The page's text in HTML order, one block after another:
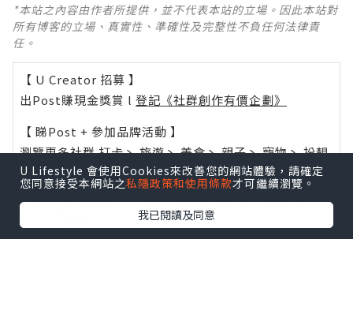
*本站之內容由作者所提供，並不代表本站的立場。因此本站對
所有博客的立場、真實性、準確性及完整性不負任何法律責
任。
【 U Creator 招募 】
出Post賺現金獎賞 l 登記《社群創作有價企劃》
【 睇Post + 參加品牌活動 】
瀏覽更多社群打卡丶旅遊丶美食丶親子丶寵物丶扮靚
攻略及活動情報
U Blog開咗WhatsApp啦！發掘更多吃喝玩樂資訊！
Follow 我哋！
U Lifestyle 會使用Cookies來改善您的網站體驗，請確定
您同意接受本網站之私隱政策和使用條款才可繼續瀏覽。
我已閱讀及同意